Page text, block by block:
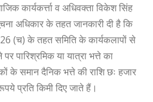
कार्यकर्त्ता व अधिवक्ता विकेश सिंह
अधिकार के तहत जानकारी दी है कि
26 (च) के तहत समिति के कार्यकलापों से
पारिश्रमिक या यात्रा भत्ते का
के समान दैनिक भत्ते की राशि छः हजार
प्रति किमी दिए जाते हैं।